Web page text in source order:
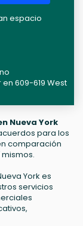
espacio
609-619 West
Nueva York
para los
comparación
York es
servicios